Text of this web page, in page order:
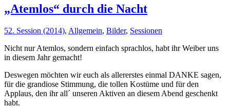
„Atemlos“ durch die Nacht
52. Session (2014), Allgemein, Bilder, Sessionen
Nicht nur Atemlos, sondern einfach sprachlos, habt ihr Weiber uns
in diesem Jahr gemacht!
Deswegen möchten wir euch als allererstes einmal DANKE sagen,
für die grandiose Stimmung, die tollen Kostüme und für den
Applaus, den ihr all´ unseren Aktiven an diesem Abend geschenkt
habt.